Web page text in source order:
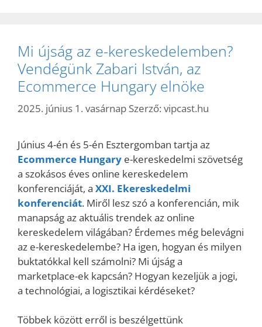
Mi újság az e-kereskedelemben?
Vendégünk Zabari István, az
Ecommerce Hungary elnöke
2025. június 1. vasárnap Szerző: vipcast.hu
Június 4-én és 5-én Esztergomban tartja az
Ecommerce Hungary e-kereskedelmi szövetség
a szokásos éves online kereskedelem
konferenciáját, a XXI. Ekereskedelmi
konferenciát. Miről lesz szó a konferencián, mik
manapság az aktuális trendek az online
kereskedelem világában? Érdemes még belevágni
az e-kereskedelembe? Ha igen, hogyan és milyen
buktatókkal kell számolni? Mi újság a
marketplace-ek kapcsán? Hogyan kezeljük a jogi,
a technológiai, a logisztikai kérdéseket?
Többek között erről is beszélgettünk